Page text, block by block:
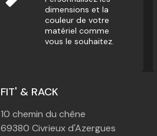
dimensions et la
couleur de votre
matériel comme
vous le souhaitez.
FIT' & RACK
10 chemin du chêne
69380 Civrieux d'Azergues